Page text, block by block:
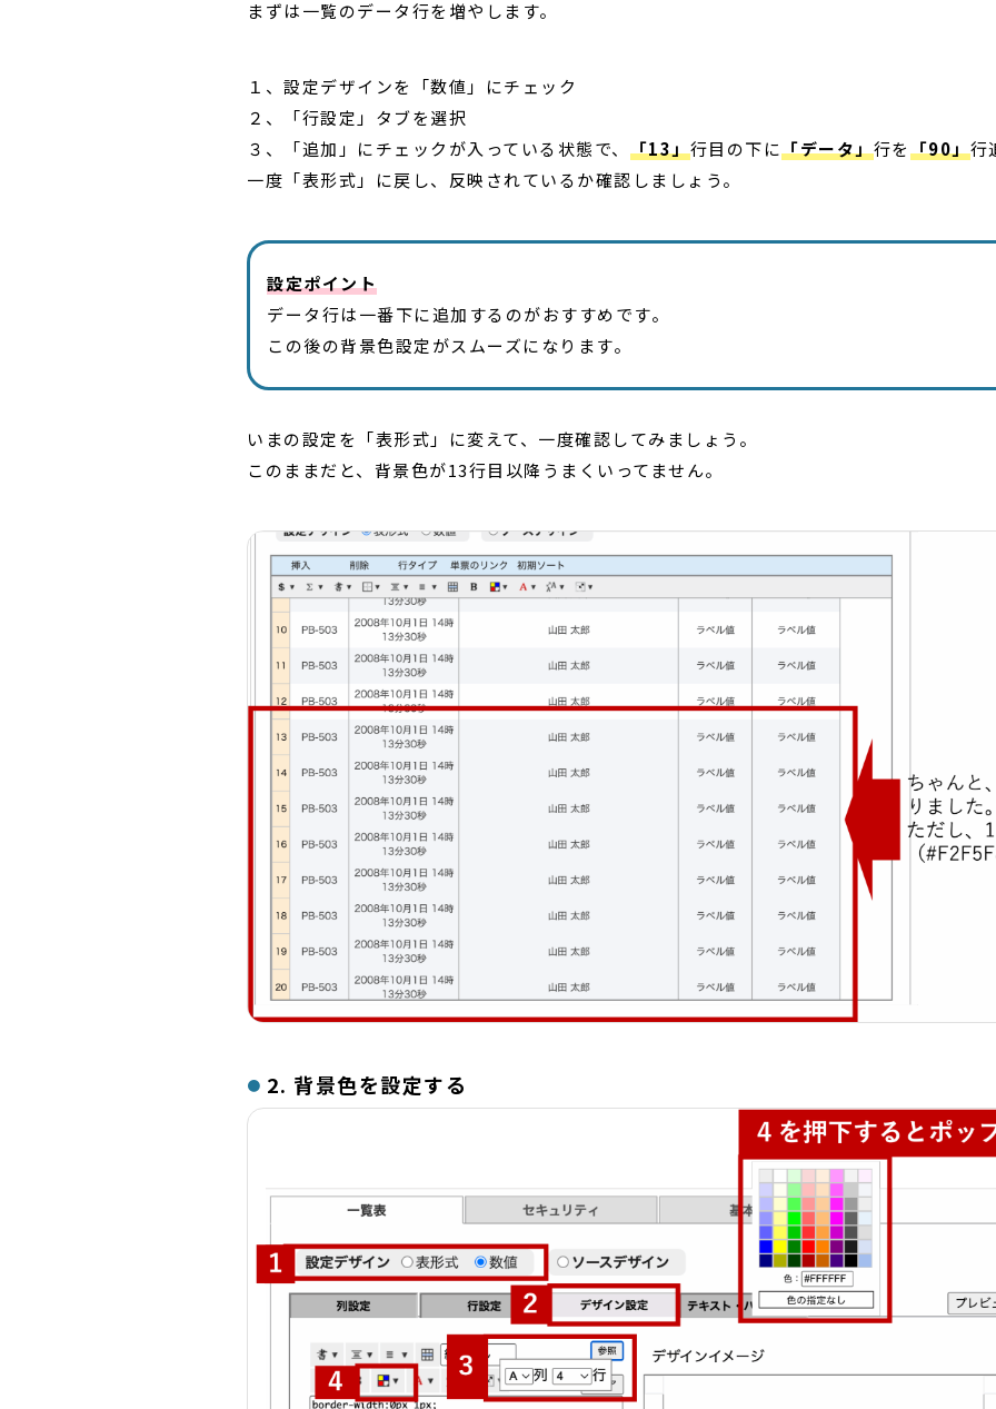
まずは一覧のデータ行を増やします。
１、設定デザインを「数値」にチェック
２、「行設定」タブを選択
３、「追加」にチェックが入っている状態で、 「13」行目の下に「データ」行を「90」行
一度「表形式」に戻し、反映されているか確認しましょう。
設定ポイント
データ行は一番下に追加するのがおすすめです。
この後の背景色設定がスムーズになります。
いまの設定を「表形式」に変えて、一度確認してみましょう。
このままだと、背景色が13行目以降うまくいってません。
2. 背景色を設定する